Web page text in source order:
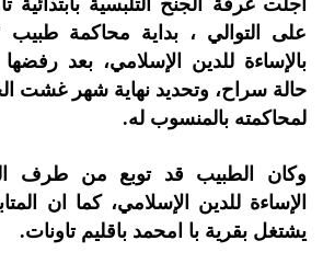
أجلت غرفة الجنح التلبسية بابتدائية
على التوالي ، بداية محاكمة طبيب
بالإساءة للدين الإسلامي، بعد
حالة سراح، وتحديد نهاية شهر غشت
لمحاكمته بالمنسوب له.
وكان الطبيب قد توبع من طرف
الإساءة للدين الإسلامي، كما ان
يشتغل بقرية با امحمد باقليم تاونات.